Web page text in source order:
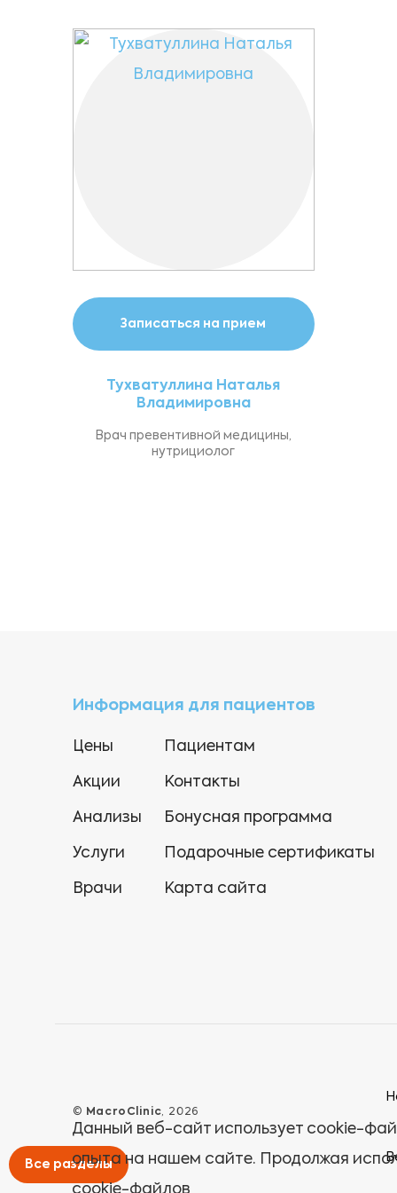
Остеопатия
Психиатрия
Пульмонология
Сурдология
Терапия
Записаться на прием
Тухватуллина Наталья
Владимировна
Врач превентивной медицины,
нутрициолог
Информация для пациентов
Цены
Акции
Анализы
Услуги
Врачи
Пациентам
Контакты
Бонусная программа
Подарочные сертификаты
Карта сайта
© MacroClinic, 2026
Данный веб-сайт использует cookie-
опыта на нашем сайте. Продолжая
cookie-файлов
Все разделы